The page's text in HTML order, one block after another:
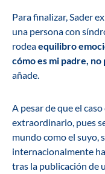
Para finalizar, Sader
una persona con
rodeaequilibro
cómo es mi padre,
añade.
A pesar de que el
extraordinario, pues
mundo como el suyo,
internacionalmente
tras la publicación de